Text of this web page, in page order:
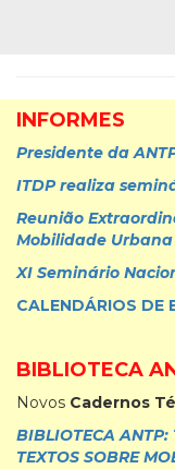
INFORMES
Presidente da
ITDP realiza
Reunião
Mobilidade Urbana
XI Seminário
CALENDÁRIOS DE
BIBLIOTECA
Novos Cadernos
BIBLIOTECA ANTP:
TEXTOS SOBRE